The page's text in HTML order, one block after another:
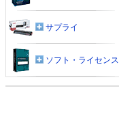
サプライ
ソフト・ライセンス